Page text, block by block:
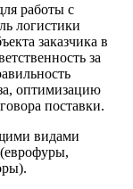
работы с
логистики
заказчика в
за
оптимизацию
поставки.
видами